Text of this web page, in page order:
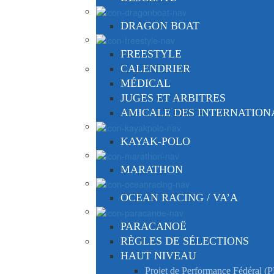
DRAGON BOAT
FREESTYLE
CALENDRIER
MÉDICAL
JUGES ET ARBITRES
AMICALE DES
KAYAK-POLO
MARATHON
OCEAN RACING / VA’A
PARACANOË
RÈGLES DE SÉLECTIONS
HAUT NIVEAU
Projet de Performance Fédéral